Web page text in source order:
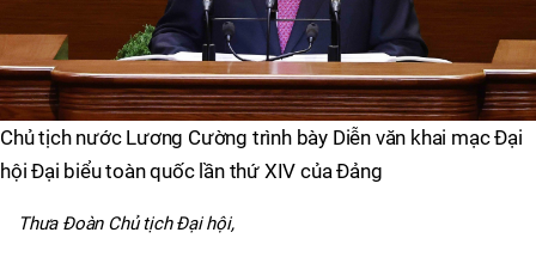
Chủ tịch nước Lương Cường trình bày Diễn văn khai mạc Đại
hội Đại biểu toàn quốc lần thứ XIV của Đảng
Thưa Đoàn Chủ tịch Đại hội,